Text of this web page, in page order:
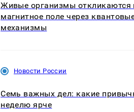
Живые организмы откликаются
магнитное поле через
механизмы
Новости России
Семь важных дел: какие
неделю ярче